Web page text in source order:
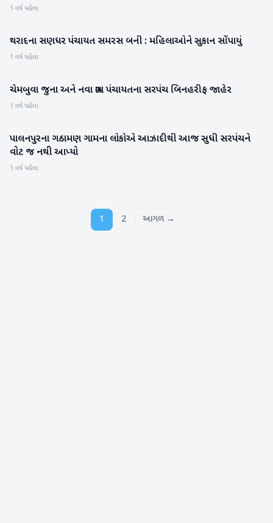
1 વર્ષ પહેલા
બનાસકાંઠા
થરાદના સણધર પંચાયત સમરસ બની : મહિલાઓને સુકાન સોંપાયું
1 વર્ષ પહેલા
બનાસકાંઠા
ચેમબુવા જુના અને નવા ગ્રામ પંચાયતના સરપંચ બિનહરીફ જાહેર
1 વર્ષ પહેલા
બનાસકાંઠા
પાલનપુરના ગઠામણ ગામના લોકોએ આઝાદીથી આજ સુધી સરપંચને
વોટ જ નથી આપ્યો
1 વર્ષ પહેલા
1 2 આગળ →